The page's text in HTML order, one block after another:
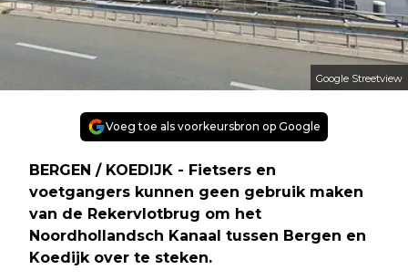
Google Streetview
Voeg toe als voorkeursbron op Google
BERGEN / KOEDIJK - Fietsers en
voetgangers kunnen geen gebruik maken
van de Rekervlotbrug om het
Noordhollandsch Kanaal tussen Bergen en
Koedijk over te steken.